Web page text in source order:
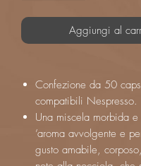
Aggiungi al
Confezione da 50
compatibili Nespresso.
Una miscela morbida
’aroma avvolgente e
gusto amabile,